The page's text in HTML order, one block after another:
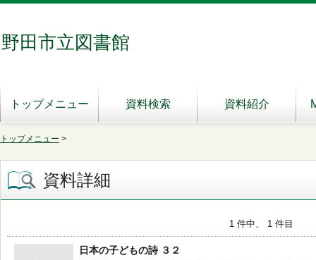
野田市立図書館
トップメニュー 資料検索 資料紹介
トップメニュー >
資料詳細
1 件中、 1 件目
日本の子どもの詩 ３２